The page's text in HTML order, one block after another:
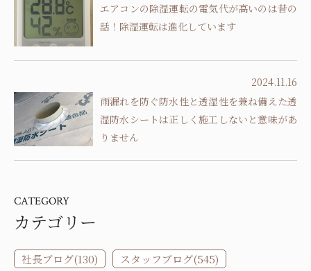
エアコンの除湿運転の電気代が高いのは昔の
話！除湿運転は進化しています
2024.11.16
雨漏れを防ぐ防水性と透湿性を兼ね備えた透
湿防水シートは正しく施工しないと意味があ
りません
CATEGORY
カテゴリー
社長ブログ(130) スタッフブログ(545)